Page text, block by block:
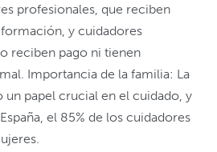
profesionales, que reciben
y cuidadores
reciben pago ni tienen
Importancia de la familia: La
un papel crucial en el cuidado, y
el 85% de los cuidadores